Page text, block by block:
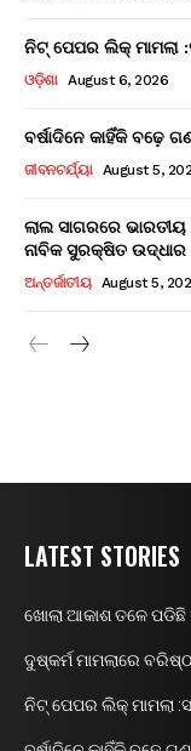
ନିଟ୍ ପେପର ଲିକ୍ ମାମଲା
ଓଡ଼ିଶା August 6, 2026
ବର୍ଷାଦିନେ କାହିଁକି ବଢ଼େ
ଜୀବନଚର୍ଯ୍ୟା August 5,
ଲାଲ ସାଗରରେ
ନାବିକ ସୁରକ୍ଷିତ ଉଦ୍ଧାର
ଅନ୍ତର୍ଜାତୀୟ August 5,
LATEST STORIES
ଖୋଲା ଆକାଶ ତଳେ ପଡିଛି
ଦୁଷ୍କର୍ମ ମାମଲାରେ
ନିଟ୍ ପେପର ଲିକ୍ ମାମଲା